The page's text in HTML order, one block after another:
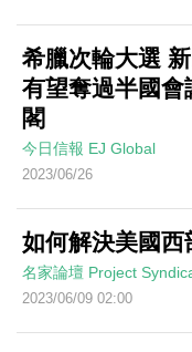
希臘次輪大選
有望奪過半國會
閣
今日信報 EJ Global
2023/06/26
如何解決美國西
名家論壇 Project
2023/06/09 02:00